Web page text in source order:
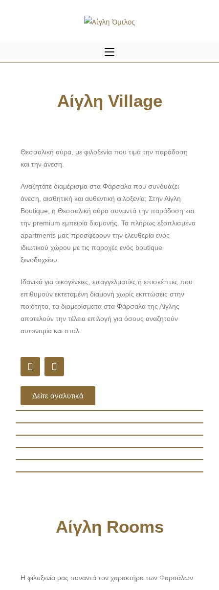
Αίγλη Village
Θεσσαλική αύρα, με φιλοξενία που τιμά την παράδοση
και την άνεση.
Αναζητάτε διαμέρισμα στα Φάρσαλα που συνδυάζει
άνεση, αισθητική και αυθεντική φιλοξενία; Στην Αίγλη
Boutique, η Θεσσαλική αύρα συναντά την παράδοση και
την premium εμπειρία διαμονής. Τα πλήρως εξοπλισμένα
apartments μας προσφέρουν την ελευθερία ενός
ιδιωτικού χώρου με τις παροχές ενός boutique
ξενοδοχείου.
Ιδανικά για οικογένειες, επαγγελματίες ή επισκέπτες που
επιθυμούν εκτεταμένη διαμονή χωρίς εκπτώσεις στην
ποιότητα, τα διαμερίσματα στα Φάρσαλα της Αίγλης
αποτελούν την τέλεια επιλογή για όσους αναζητούν
αυτονομία και στυλ.
Δείτε αναλυτικά
Αίγλη Rooms
Η φιλοξενία μας συναντά τον χαρακτήρα των Φαρσάλων